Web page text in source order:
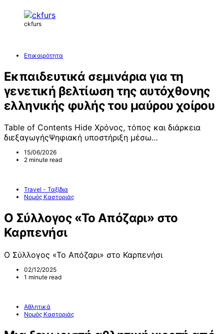
ckfurs
Επικαιρότητα
Εκπαιδευτικά σεμινάρια για τη
γενετική βελτίωση της αυτόχθονης
ελληνικής φυλής του μαύρου χοίρου
Table of Contents Hide Χρόνος, τόπος και διάρκεια
διεξαγωγήςΨηφιακή υποστήριξη μέσω…
15/06/2026
2 minute read
Travel - Ταξίδια
Νομός Καστοριάς
Ο Σύλλογος «Το Απόζαρι» στο
Καρπενήσι
Ο Σύλλογος «Το Απόζαρι» στο Καρπενήσι
02/12/2025
1 minute read
Αθλητικά
Νομός Καστοριάς